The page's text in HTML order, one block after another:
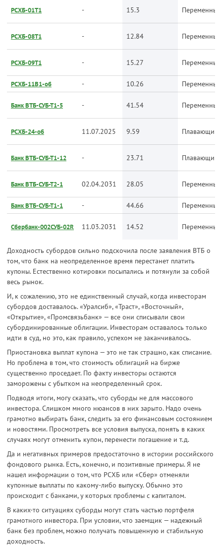
РСХБ-01Т1 - 15.3 Переменный
РСХБ-08Т1 - 12.84 Переменный
РСХБ-09Т1 - 15.27 Переменный
РСХБ-11В1-об - 10.26 Переменный
Банк ВТБ-СУБ-Т1-5 - 41.54 Переменный
РСХБ-24-об 11.07.2025 9.59 Плавающий
Банк ВТБ-СУБ-Т1-12 - 23.71 Плавающий
Банк ВТБ-СУБ-Т2-1 02.04.2031 28.05 Переменный
Банк ВТБ-СУБ-Т1-1 - 44.66 Переменный
Сбербанк-002СУБ-02R 11.03.2031 14.52 Переменный
Доходность субордов сильно подскочила после заявления ВТБ о
том, что банк на неопределенное время перестанет платить
купоны. Естественно котировки посыпались и потянули за собой
весь рынок.
И, к сожалению, это не единственный случай, когда инвесторам
субордов доставалось. «Уралсиб», «Траст», «Восточный»,
«Открытие», «Промсвязьбанк» — все они списывали свои
субординированные облигации. Инвесторам оставалось только
идти в суд, но это, как правило, успехом не заканчивалось.
Приостановка выплат купона — это не так страшно, как списание.
Но проблема в том, что стоимость облигаций на бирже
существенно проседает. По факту инвесторы остаются
заморожены с убытком на неопределенный срок.
Подводя итоги, могу сказать, что суборды не для массового
инвестора. Слишком много нюансов в них зарыто. Надо очень
грамотно выбирать банк, следить за его финансовым состоянием
и новостями. Просмотреть все условия выпуска, понять в каких
случаях могут отменить купон, перенести погашение и т.д.
Да и негативных примеров предостаточно в истории российского
фондового рынка. Есть, конечно, и позитивные примеры. Я не
нашел информации о том, что РСХБ или «Сбер» отменяли
купонные выплаты по какому-либо выпуску. Обычно это
происходит с банками, у которых проблемы с капиталом.
В каких-то ситуациях суборды могут стать частью портфеля
грамотного инвестора. При условии, что заемщик — надежный
банк без проблем, можно получать повышенную и стабильную
доходность.